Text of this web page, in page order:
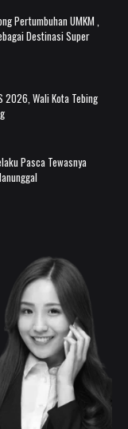
Pertumbuhan UMKM ,
Destinasi Super
2026, Wali Kota Tebing
Pasca Tewasnya